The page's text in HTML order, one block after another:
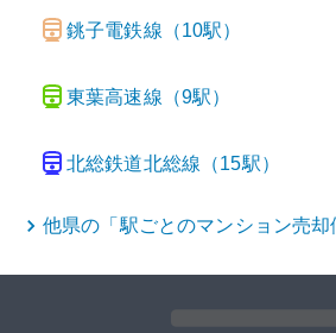
銚子電鉄線 （10駅）
東葉高速線 （9駅）
北総鉄道北総線 （15駅）
他県の「駅ごとのマンション売却